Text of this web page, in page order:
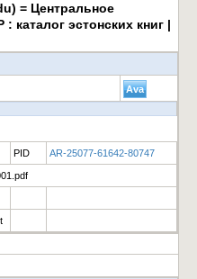
= Центральное
каталог эстонских книг |
PID AR-25077-61642-80747